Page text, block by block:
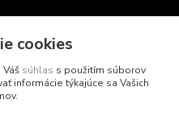
cookies
súhlas s použitím súborov
informácie týkajúce sa Vašich